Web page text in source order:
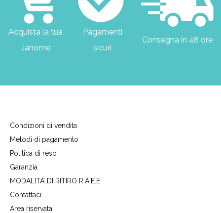
Acquista la tua
Janome
Pagamenti
sicuri
Consegna in 48 ore
Condizioni di vendita
Metodi di pagamento
Politica di reso
Garanzia
MODALITA’ DI RITIRO R.A.E.E
Contattaci
Area riservata